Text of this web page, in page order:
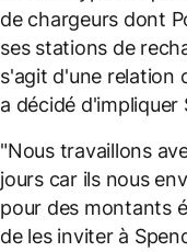
de chargeurs dont
ses stations de
s'agit d'une relation
a décidé d'impliquer
"Nous travaillons
jours car ils nous
pour des montants
de les inviter à